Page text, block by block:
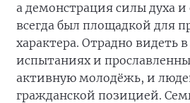
а демонстрация силы духа и
всегда был площадкой для
характера. Отрадно видеть
испытаниях и
активную молодёжь, и
гражданской позицией.